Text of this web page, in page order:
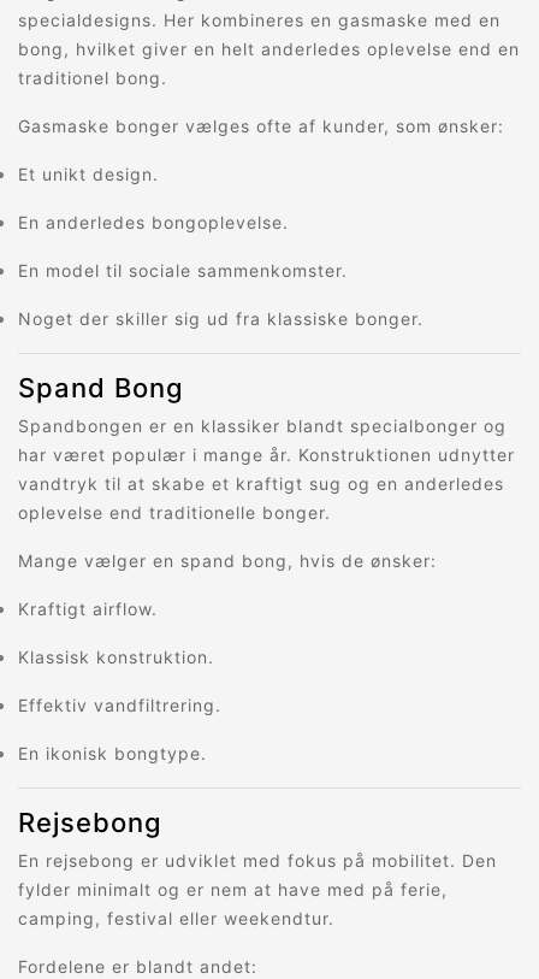
specialdesigns. Her kombineres en gasmaske med en
bong, hvilket giver en helt anderledes oplevelse end en
traditionel bong.
Gasmaske bonger vælges ofte af kunder, som ønsker:
Et unikt design.
En anderledes bongoplevelse.
En model til sociale sammenkomster.
Noget der skiller sig ud fra klassiske bonger.
Spand Bong
Spandbongen er en klassiker blandt specialbonger og
har været populær i mange år. Konstruktionen udnytter
vandtryk til at skabe et kraftigt sug og en anderledes
oplevelse end traditionelle bonger.
Mange vælger en spand bong, hvis de ønsker:
Kraftigt airflow.
Klassisk konstruktion.
Effektiv vandfiltrering.
En ikonisk bongtype.
Rejsebong
En rejsebong er udviklet med fokus på mobilitet. Den
fylder minimalt og er nem at have med på ferie,
camping, festival eller weekendtur.
Fordelene er blandt andet: